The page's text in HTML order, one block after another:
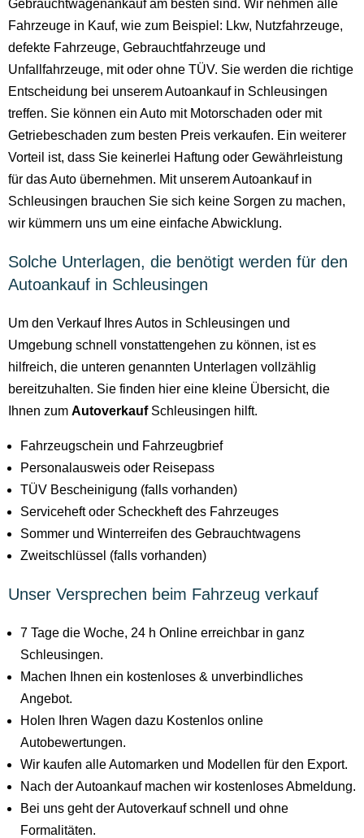
Gebrauchtwagenankauf am besten sind. Wir nehmen alle
Fahrzeuge in Kauf, wie zum Beispiel: Lkw, Nutzfahrzeuge,
defekte Fahrzeuge, Gebrauchtfahrzeuge und
Unfallfahrzeuge, mit oder ohne TÜV. Sie werden die richtige
Entscheidung bei unserem Autoankauf in Schleusingen
treffen. Sie können ein Auto mit Motorschaden oder mit
Getriebeschaden zum besten Preis verkaufen. Ein weiterer
Vorteil ist, dass Sie keinerlei Haftung oder Gewährleistung
für das Auto übernehmen. Mit unserem Autoankauf in
Schleusingen brauchen Sie sich keine Sorgen zu machen,
wir kümmern uns um eine einfache Abwicklung.
Solche Unterlagen, die benötigt werden für den
Autoankauf in Schleusingen
Um den Verkauf Ihres Autos in Schleusingen und
Umgebung schnell vonstattengehen zu können, ist es
hilfreich, die unteren genannten Unterlagen vollzählig
bereitzuhalten. Sie finden hier eine kleine Übersicht, die
Ihnen zum AutoverkaufSchleusingen hilft.
Fahrzeugschein und Fahrzeugbrief
Personalausweis oder Reisepass
TÜV Bescheinigung (falls vorhanden)
Serviceheft oder Scheckheft des Fahrzeuges
Sommer und Winterreifen des Gebrauchtwagens
Zweitschlüssel (falls vorhanden)
Unser Versprechen beim Fahrzeug verkauf
7 Tage die Woche, 24 h Online erreichbar in ganz
Schleusingen.
Machen Ihnen ein kostenloses & unverbindliches
Angebot.
Holen Ihren Wagen dazu Kostenlos online
Autobewertungen.
Wir kaufen alle Automarken und Modellen für den Export.
Nach der Autoankauf machen wir kostenloses Abmeldung.
Bei uns geht der Autoverkauf schnell und ohne
Formalitäten.